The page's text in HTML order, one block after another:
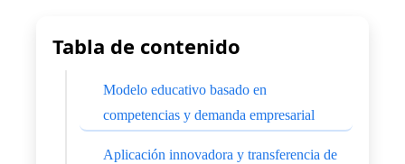
Tabla de contenido
Modelo educativo basado en
competencias y demanda empresarial
Aplicación innovadora y transferencia de